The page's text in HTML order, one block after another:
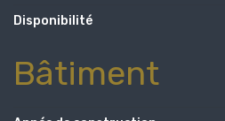
Disponibilité
Bâtiment